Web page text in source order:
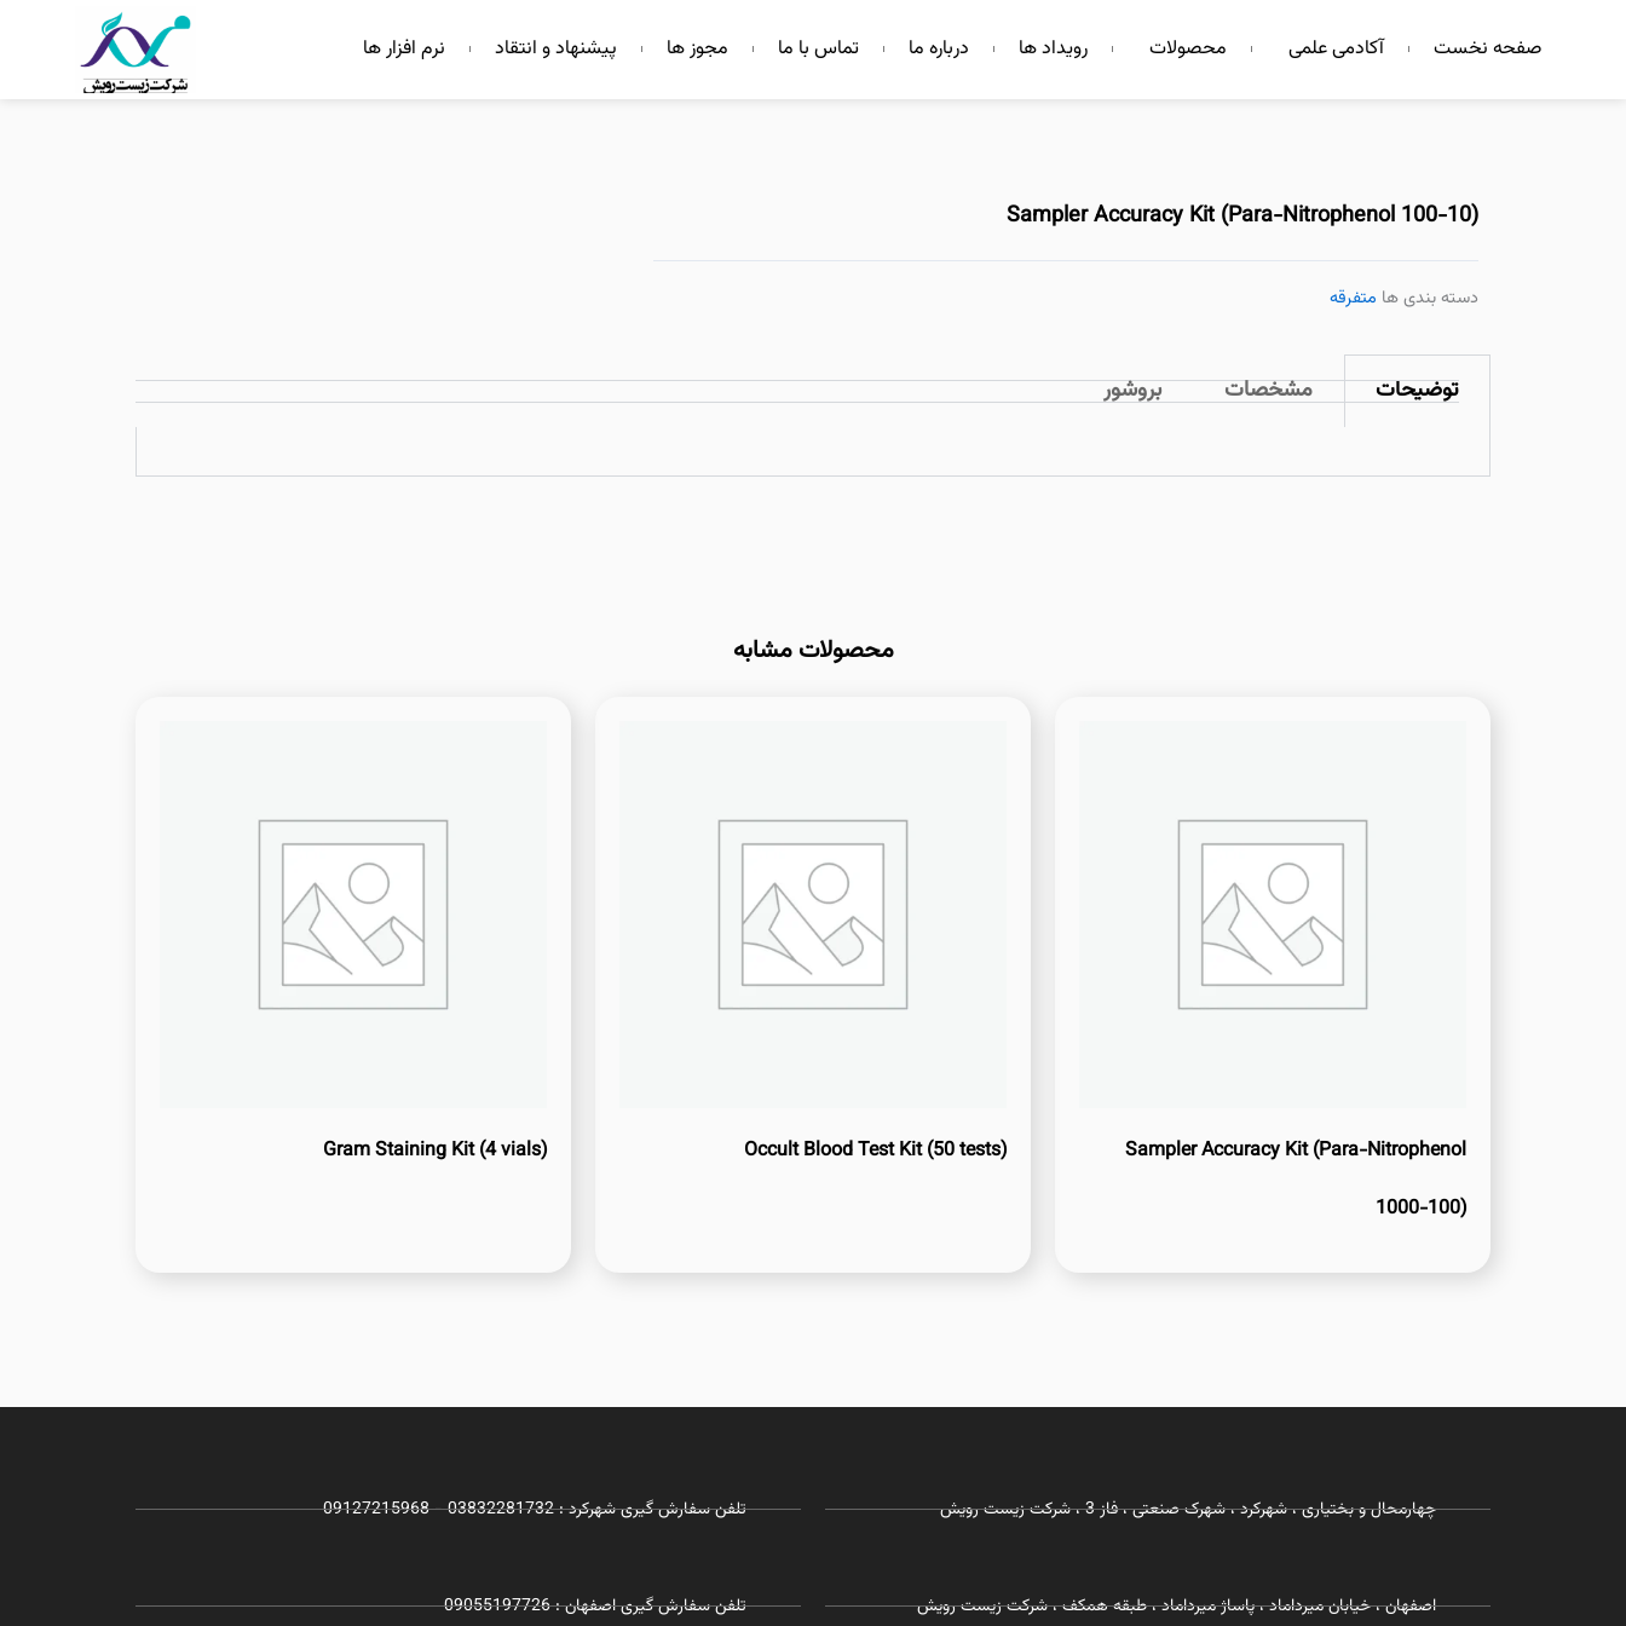
صفحه نخست آکادمی علمی محصولات رویداد ها درباره ما تماس با ما مجوز ها پیشنهاد و انتقاد نرم افزار ها
Sampler Accuracy Kit (Para-Nitrophenol 100-10)
دسته بندی ها متفرقه
توضیحات مشخصات بروشور
محصولات مشابه
Sampler Accuracy Kit (Para-Nitrophenol
1000-100)
Occult Blood Test Kit (50 tests)
Gram Staining Kit (4 vials)
چهارمحال و بختیاری ، شهرکرد ، شهرک صنعتی ، فاز 3 ، شرکت زیست رویش
اصفهان ، خیابان میرداماد ، پاساژ میرداماد ، طبقه همکف ، شرکت زیست رویش
تلفن سفارش گیری شهرکرد : 03832281732 - 09127215968
تلفن سفارش گیری اصفهان : 09055197726